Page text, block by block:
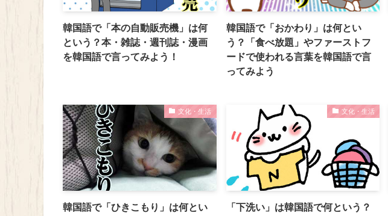
韓国語で「本の自動販売機」は何
という？本・雑誌・週刊誌・漫画
を韓国語で言ってみよう！
韓国語で「おかわり」は何とい
う？「食べ放題」やファーストフ
ードで使われる言葉を韓国語で言
ってみよう
文化・生活
韓国語で「ひきこもり」は何とい
文化・生活
「下洗い」は韓国語で何という？